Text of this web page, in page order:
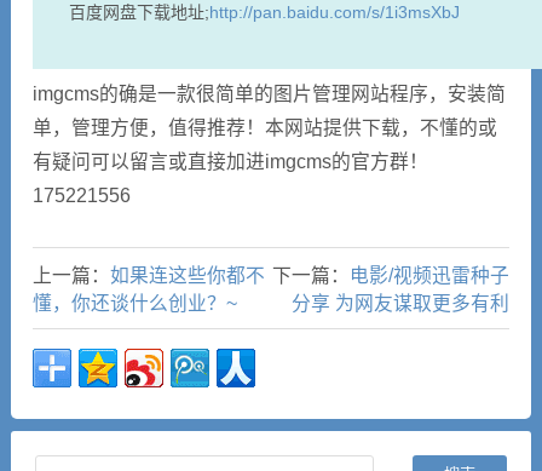
百度网盘下载地址;http://pan.baidu.com/s/1i3msXbJ
imgcms的确是一款很简单的图片管理网站程序，安装简
单，管理方便，值得推荐！本网站提供下载，不懂的或
有疑问可以留言或直接加进imgcms的官方群！
175221556
上一篇： 如果连这些你都不
懂，你还谈什么创业？~
下一篇：
电影/视频迅雷种子
分享 为网友谋取更多有利